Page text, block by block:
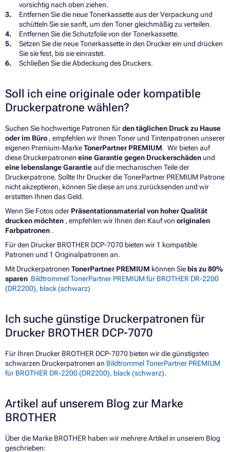
vorsichtig nach oben ziehen.
Entfernen Sie die neue Tonerkassette aus der Verpackung und
schütteln Sie sie sanft, um den Toner gleichmäßig zu verteilen.
Entfernen Sie die Schutzfolie von der Tonerkassette.
Setzen Sie die neue Tonerkassette in den Drucker ein und drücken
Sie sie fest, bis sie einrastet.
Schließen Sie die Abdeckung des Druckers.
Soll ich eine originale oder kompatible
Druckerpatrone wählen?
Suchen Sie hochwertige Patronen fürden täglichen Druck zu Hause
oder im Büro , empfehlen wir Ihnen Toner und Tintenpatronen unserer
eigenen Premium-MarkeTonerPartner PREMIUM. Wir bieten auf
diese Druckerpatronen eine Garantie gegen Druckerschäden und
eine lebenslange Garantieauf die mechanischen Teile der
Druckerpatrone. Sollte Ihr Drucker die TonerPartner PREMIUM Patrone
nicht akzeptieren, können Sie diese an uns zurücksenden und wir
erstatten Ihnen das Geld.
Wenn Sie Fotos oder Präsentationsmaterial von hoher Qualität
drucken möchten , empfehlen wir Ihnen den Kauf von originalen
Farbpatronen .
Für den Drucker BROTHER DCP-7070 bieten wir 1 kompatible
Patronen und 1 Originalpatronen an.
Mit Druckerpatronen TonerPartner PREMIUM können Sie bis zu 80%
sparen Bildtrommel TonerPartner PREMIUM für BROTHER DR-2200
(DR2200), black (schwarz)
Ich suche günstige Druckerpatronen für
Drucker BROTHER DCP-7070
Für Ihren Drucker BROTHER DCP-7070 bieten wir die günstigsten
schwarzen Druckerpatronen an Bildtrommel TonerPartner PREMIUM
für BROTHER DR-2200 (DR2200), black (schwarz).
Artikel auf unserem Blog zur Marke
BROTHER
Über die Marke BROTHER haben wir mehrere Artikel in unserem Blog
geschrieben: